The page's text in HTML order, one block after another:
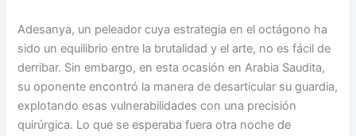
Adesanya, un peleador cuya estrategia en el octágono ha
sido un equilibrio entre la brutalidad y el arte, no es fácil de
derribar. Sin embargo, en esta ocasión en Arabia Saudita,
su oponente encontró la manera de desarticular su guardia,
explotando esas vulnerabilidades con una precisión
quirúrgica. Lo que se esperaba fuera otra noche de